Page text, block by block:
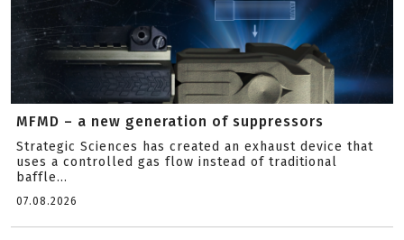
MFMD – a new generation of suppressors
Strategic Sciences has created an exhaust device that
uses a controlled gas flow instead of traditional
baffle...
07.08.2026